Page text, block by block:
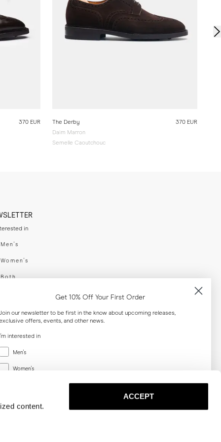
content.
ACCEPT
370 EUR
The Derby
Daim Marron
Semelle Caoutchouc
370 EUR
in
Men's
Women's
Both
your email adress
Get 10% Off Your First Order
our newsletter to be first in the know about upcoming releases,
offers, events, and other news.
I'm interested in
Men's
Women's